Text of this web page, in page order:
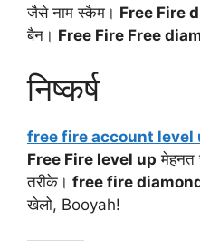
जैसे नाम स्कैम। Free Fire
बैन। Free Fire Free
निष्कर्ष
free fire account level
Free Fire level up मेहनत
तरीके। free fire
खेलो, Booyah!